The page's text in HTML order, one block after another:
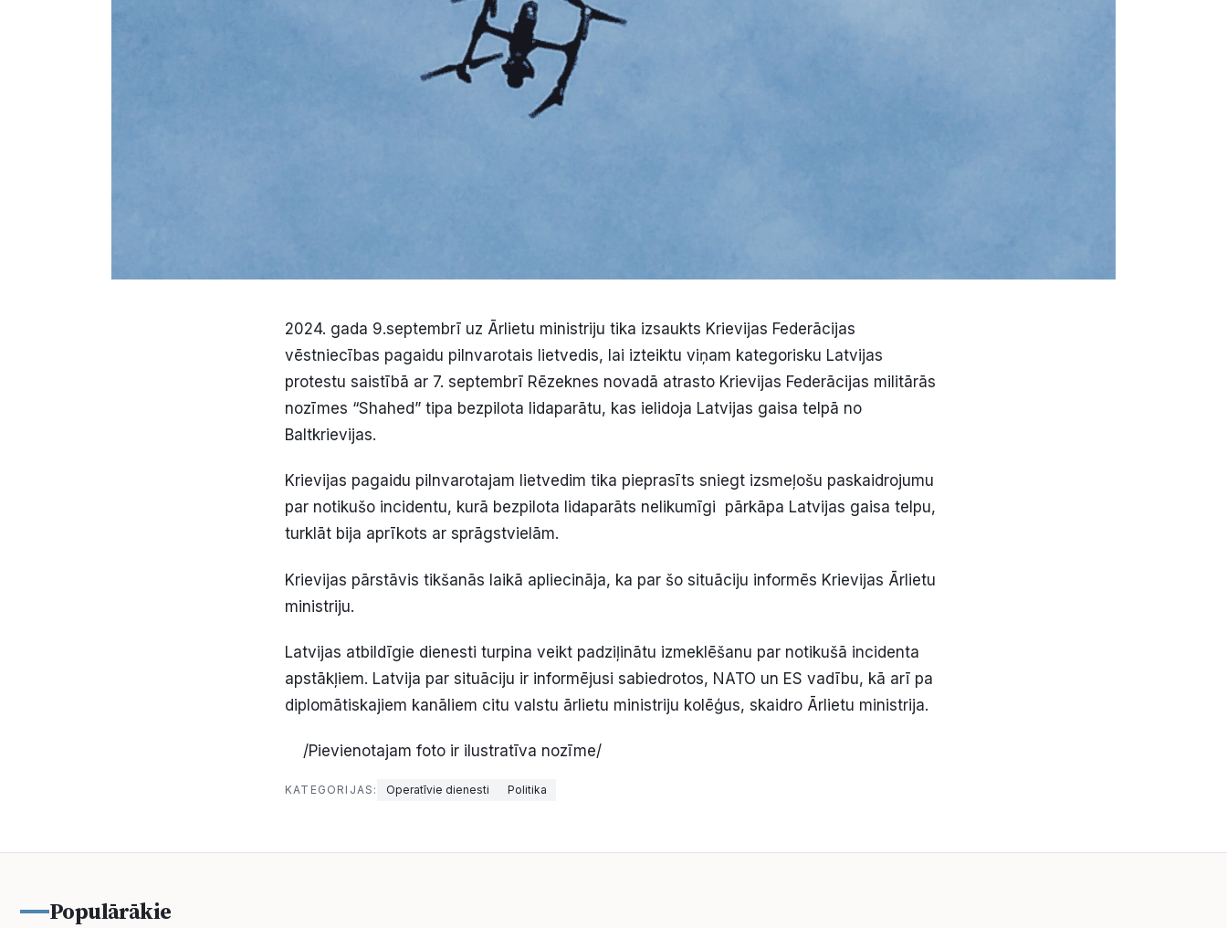
2024. gada 9.septembrī uz Ārlietu ministriju tika izsaukts Krievijas Federācijas
vēstniecības pagaidu pilnvarotais lietvedis, lai izteiktu viņam kategorisku Latvijas
protestu saistībā ar 7. septembrī Rēzeknes novadā atrasto Krievijas Federācijas militārās
nozīmes “Shahed” tipa bezpilota lidaparātu, kas ielidoja Latvijas gaisa telpā no
Baltkrievijas.
Krievijas pagaidu pilnvarotajam lietvedim tika pieprasīts sniegt izsmeļošu paskaidrojumu
par notikušo incidentu, kurā bezpilota lidaparāts nelikumīgi pārkāpa Latvijas gaisa telpu,
turklāt bija aprīkots ar sprāgstvielām.
Krievijas pārstāvis tikšanās laikā apliecināja, ka par šo situāciju informēs Krievijas Ārlietu
ministriju.
Latvijas atbildīgie dienesti turpina veikt padziļinātu izmeklēšanu par notikušā incidenta
apstākļiem. Latvija par situāciju ir informējusi sabiedrotos, NATO un ES vadību, kā arī pa
diplomātiskajiem kanāliem citu valstu ārlietu ministriju kolēģus, skaidro Ārlietu ministrija.
/Pievienotajam foto ir ilustratīva nozīme/
KATEGORIJAS: Operatīvie dienesti Politika
Populārākie